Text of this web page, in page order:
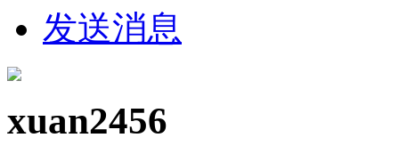
发送消息
xuan2456